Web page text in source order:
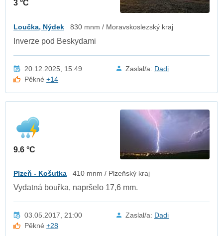
3 °C
Loučka, Nýdek 830 mnm / Moravskoslezský kraj
Inverze pod Beskydami
20.12.2025, 15:49 Zaslal/a: Dadi
Pěkné+14
9.6 °C
Plzeň - Košutka 410 mnm / Plzeňský kraj
Vydatná bouřka, napršelo 17,6 mm.
03.05.2017, 21:00 Zaslal/a: Dadi
Pěkné+28